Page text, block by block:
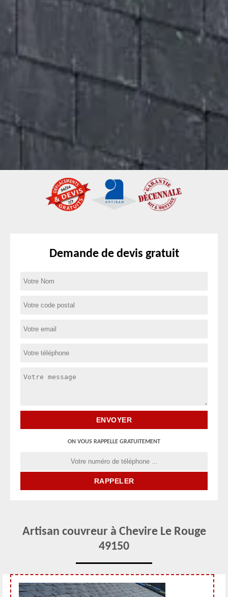
Demande de devis gratuit
ON VOUS RAPPELLE GRATUITEMENT
Artisan couvreur à Chevire Le Rouge
49150